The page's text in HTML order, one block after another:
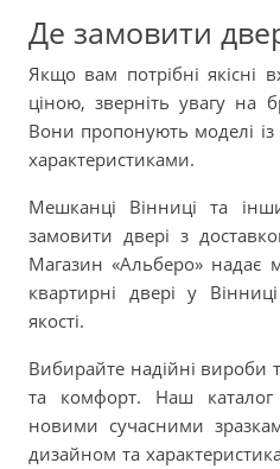
Де замовити
Якщо вам потрібні якісні
ціною, зверніть увагу на
Вони пропонують моделі
характеристиками.
Мешканці Вінниці та
замовити двері з
Магазин «Альберо» надає
квартирні двері у
якості.
Вибирайте надійні вироби
та комфорт. Наш каталог
новими сучасними
дизайном та